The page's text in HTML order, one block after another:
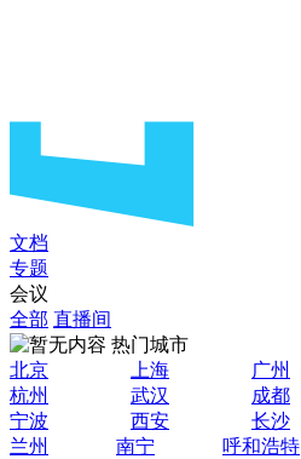
文档
专题
会议
全部 直播间
热门城市
北京
上海 广州
杭州
武汉 成都
宁波
西安 长沙
兰州
南宁 呼和浩特